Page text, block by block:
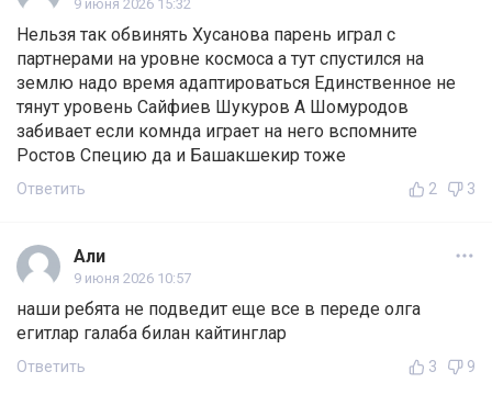
9 июня 2026 15:32
Нельзя так обвинять Хусанова парень играл с
партнерами на уровне космоса а тут спустился на
землю надо время адаптироваться Единственное не
тянут уровень Сайфиев Шукуров А Шомуродов
забивает если комнда играет на него вспомните
Ростов Специю да и Башакшекир тоже
Ответить 2 3
Али
9 июня 2026 10:57
наши ребята не подведит еще все в переде олга
егитлар галаба билан кайтинглар
Ответить 3 9